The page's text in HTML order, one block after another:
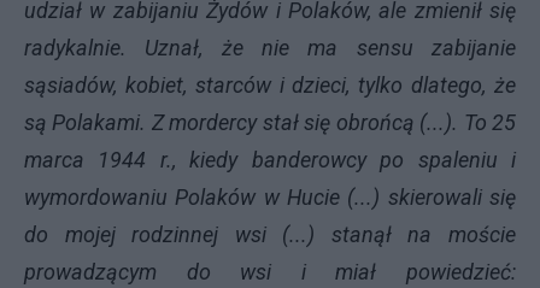
udział w zabijaniu Żydów i Polaków, ale zmienił się
radykalnie. Uznał, że nie ma sensu zabijanie
sąsiadów, kobiet, starców i dzieci, tylko dlatego, że
są Polakami. Z mordercy stał się obrońcą (...). To 25
marca 1944 r., kiedy banderowcy po spaleniu i
wymordowaniu Polaków w Hucie (...) skierowali się
do mojej rodzinnej wsi (...) stanął na moście
prowadzącym do wsi i miał powiedzieć: